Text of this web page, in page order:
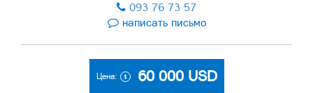
093 76 73 57
написать письмо
Цена: 60 000 USD